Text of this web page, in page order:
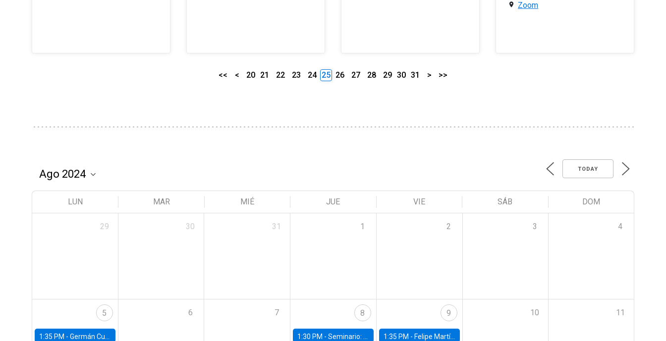
Zoom
<< < 20 21 22 23 24 25 26 27 28 29 30 31 > >>
TODAY
LUN MAR MIÉ JUE VIE SÁB DOM
29 30 31 1 2 3 4
5
1:35 PM - Germán Cubas, University of Houston
6 7 8
1:30 PM -Seminario: “Recuperando la humanidad para progresar en la era de la IA»
9
1:35 PM - Felipe Martínez, alumno Doctorado en Economía UC
10 11